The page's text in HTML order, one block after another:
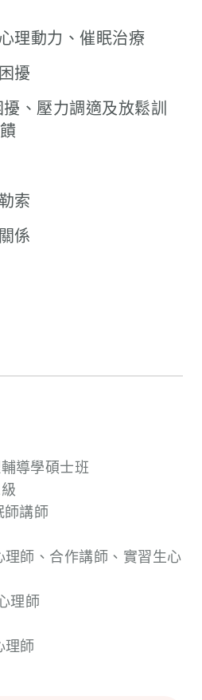
理動力、催眠治療
擾
、壓力調適及放鬆訓
索
係
導學碩士班
師講師
師、合作講師、實習生心
理師
理師